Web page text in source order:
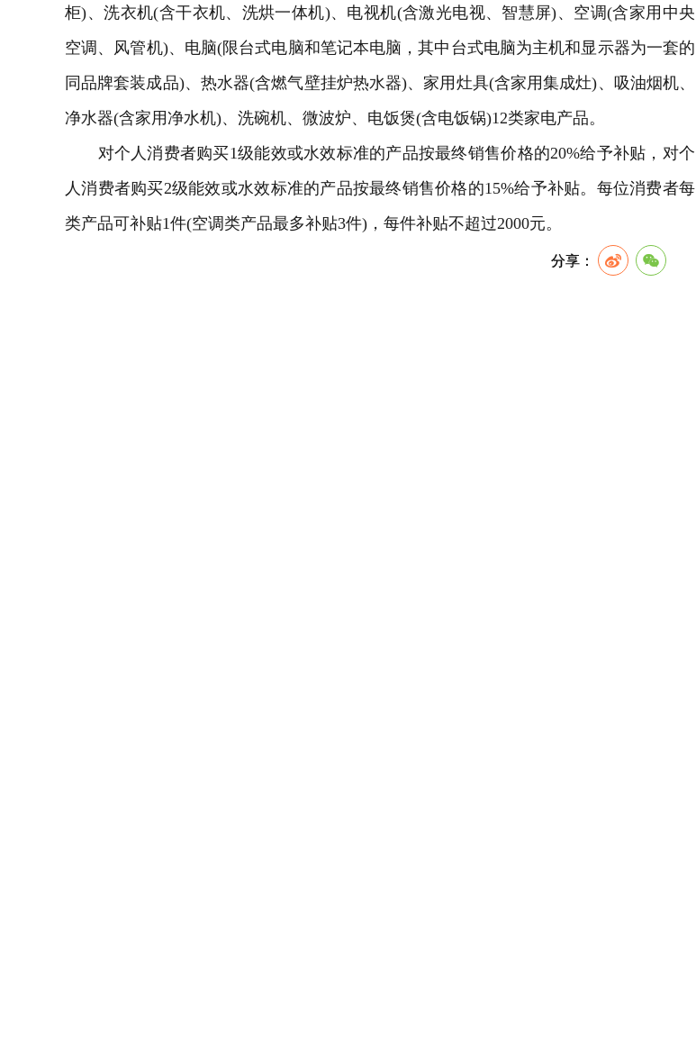
柜)、洗衣机(含干衣机、洗烘一体机)、 电视机(含激光电视、智慧屏)、 空调(含家用中央
空调 、风管机)、电脑(限台式电脑和笔记本电脑，其中台式电脑为主机和显示器为一套的
同品牌套装成品)、 热水器(含燃气壁挂炉热水器)、家用灶具(含家用集成灶)、吸油烟机、
净水器(含家用净水机)、洗碗机、微波炉、电饭煲(含电饭锅)12类家电产品。
对个人消费者购买1级能效或水效标准的产品按最终销售价格的20%给予补贴，对个
人消费者购买2级能效或水效标准的产品按最终销售价格的15%给予补贴。每位消费者每
类产品可补贴1件(空调类产品最多补贴3件)，每件补贴不超过2000元。